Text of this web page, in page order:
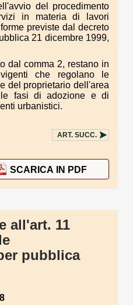
del procedimento
in materia di lavori
previste dal decreto
21 dicembre 1999,
dal comma 2, restano in
che regolano le
del proprietario dell'area
fasi di adozione e di
urbanistici.
ART. SUCC.
SCARICA IN PDF
all'art. 11
pubblica